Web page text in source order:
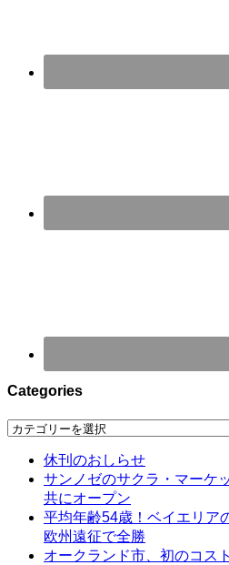
Categories
Categories
休刊のおしらせ
サンノゼのサクラ・マーケ
共にオープン
平均年齢54歳！ベイエリア
欧州遠征で全勝
オークランド市、初のコス